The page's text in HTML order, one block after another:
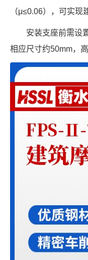
（μ≤0.06），可实现
安装支座前需设
相应尺寸约50mm，